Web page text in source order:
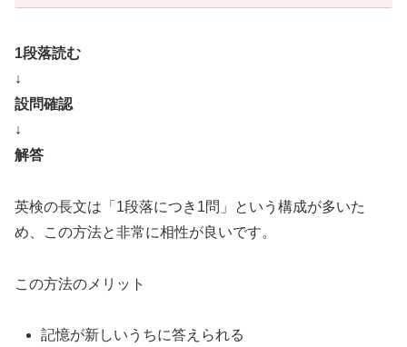
1段落読む
↓
設問確認
↓
解答
英検の長文は「1段落につき1問」という構成が多いた
め、この方法と非常に相性が良いです。
この方法のメリット
記憶が新しいうちに答えられる